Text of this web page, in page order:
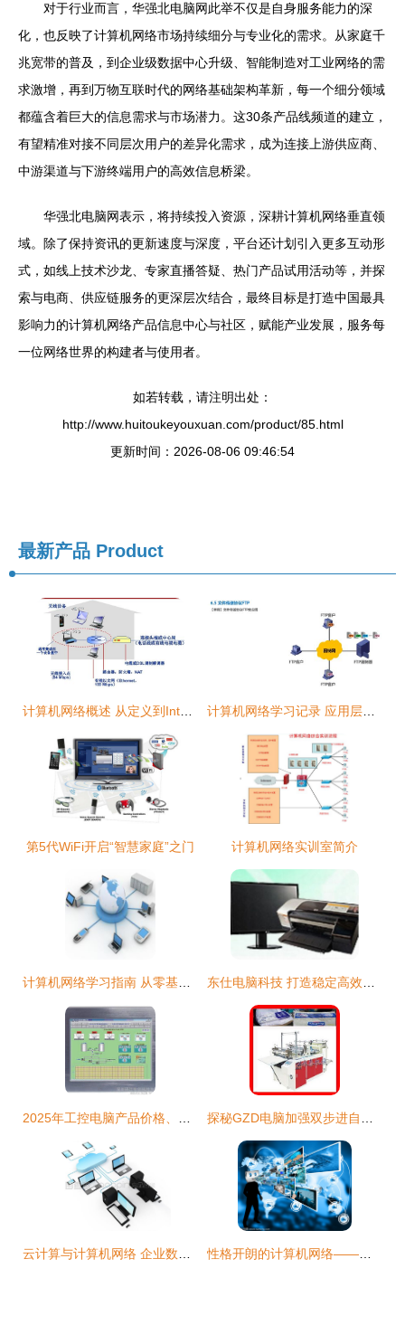
对于行业而言，华强北电脑网此举不仅是自身服务能力的深
化，也反映了计算机网络市场持续细分与专业化的需求。从家庭千
兆宽带的普及，到企业级数据中心升级、智能制造对工业网络的需
求激增，再到万物互联时代的网络基础架构革新，每一个细分领域
都蕴含着巨大的信息需求与市场潜力。这30条产品线频道的建立，
有望精准对接不同层次用户的差异化需求，成为连接上游供应商、
中游渠道与下游终端用户的高效信息桥梁。
华强北电脑网表示，将持续投入资源，深耕计算机网络垂直领
域。除了保持资讯的更新速度与深度，平台还计划引入更多互动形
式，如线上技术沙龙、专家直播答疑、热门产品试用活动等，并探
索与电商、供应链服务的更深层次结合，最终目标是打造中国最具
影响力的计算机网络产品信息中心与社区，赋能产业发展，服务每
一位网络世界的构建者与使用者。
如若转载，请注明出处：
http://www.huitoukeyouxuan.com/product/85.html
更新时间：2026-08-06 09:46:54
最新产品 Product
第5代WiFi开启“智慧家庭”之门 计算机网络实训室简介